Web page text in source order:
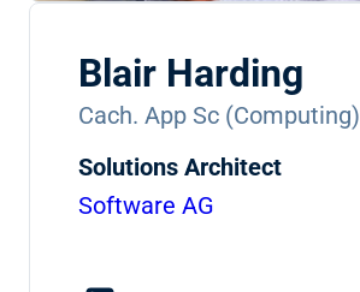
Blair Harding
Cach. App Sc (Computing)
Solutions Architect
Software AG